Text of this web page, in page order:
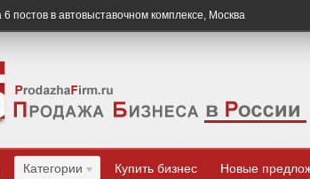
6 постов в автовыставочном комплексе, Москва
Категории Купить бизнес Новые